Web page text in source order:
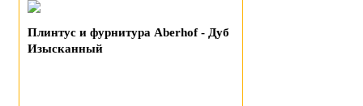
Плинтус и фурнитура Aberhof - Дуб
Изысканный